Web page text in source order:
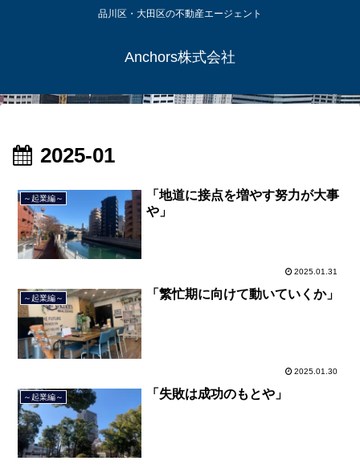
品川区・大田区の不動産エージェント
Anchors株式会社
2025-01
～起業編～
「地道に接点を増やす努力が大事
や」
2025.01.31
～起業編～ 「繁忙期に向けて動いていくか」
2025.01.30
～起業編～ 「失敗は成功のもとや」